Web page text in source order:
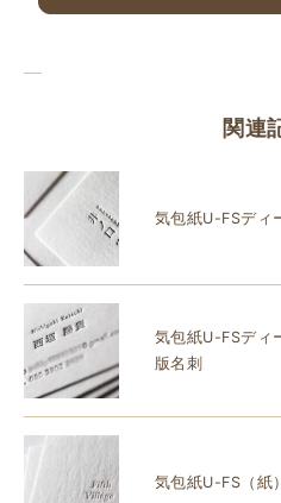
関連
気包紙U-FSディ
気包紙U-FSディ
版名刺
気包紙U-FS（紙